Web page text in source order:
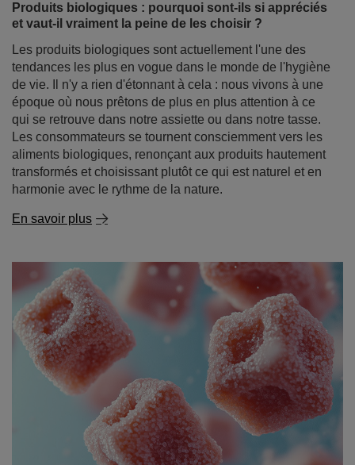
Produits biologiques : pourquoi sont-ils si appréciés
et vaut-il vraiment la peine de les choisir ?
Les produits biologiques sont actuellement l'une des
tendances les plus en vogue dans le monde de l'hygiène
de vie. Il n'y a rien d'étonnant à cela : nous vivons à une
époque où nous prêtons de plus en plus attention à ce
qui se retrouve dans notre assiette ou dans notre tasse.
Les consommateurs se tournent consciemment vers les
aliments biologiques, renonçant aux produits hautement
transformés et choisissant plutôt ce qui est naturel et en
harmonie avec le rythme de la nature.
En savoir plus